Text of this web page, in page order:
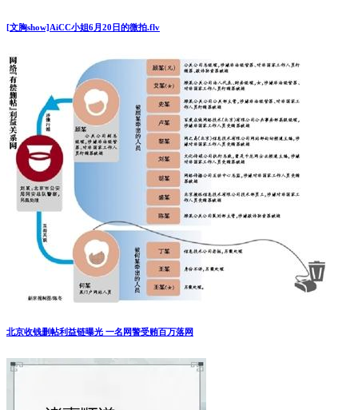
[文胸show]AiCC小姐6月20日的微拍.flv
北京收钱删帖利益链曝光 一名网警受贿百万落网